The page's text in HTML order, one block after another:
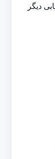
دیگر